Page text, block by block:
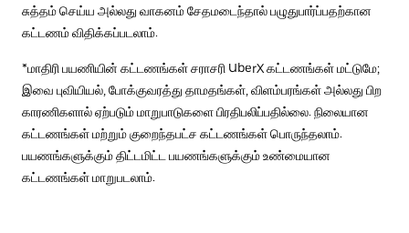
சுத்தம் செய்ய அல்லது வாகனம் சேதமடைந்தால் பழுதுபார்ப்பதற்கான
கட்டணம் விதிக்கப்படலாம்.
*மாதிரி பயணியின் கட்டணங்கள் சராசரி UberX கட்டணங்கள் மட்டுமே;
இவை புவியியல், போக்குவரத்து தாமதங்கள், விளம்பரங்கள் அல்லது பிற
காரணிகளால் ஏற்படும் மாறுபாடுகளை பிரதிபலிப்பதில்லை. நிலையான
கட்டணங்கள் மற்றும் குறைந்தபட்ச கட்டணங்கள் பொருந்தலாம்.
பயணங்களுக்கும் திட்டமிட்ட பயணங்களுக்கும் உண்மையான
கட்டணங்கள் மாறுபடலாம்.